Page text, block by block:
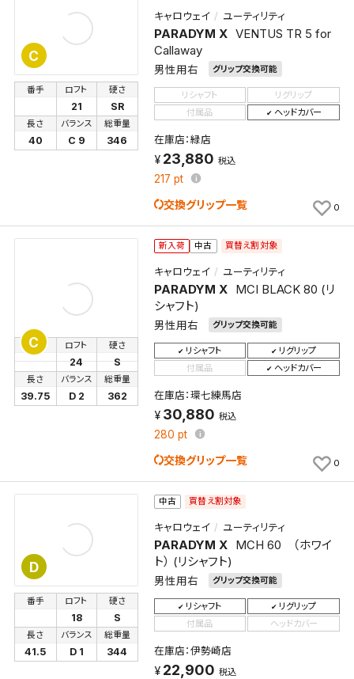
C
キャロウェイ ユーティリティ
PARADYM X VENTUS TR 5 for
Callaway
男性用右 グリップ交換可能
番手 ロフト
21
硬さ
SR
長さ
40
バランス
C 9
総重量
346
リシャフト
リグリップ
付属品
ヘッドカバー
在庫店：緑店
23,880 税込
217 pt
交換グリップ一覧 0
C
新入荷 中古 買替え割対象
キャロウェイ ユーティリティ
PARADYM X
MCI BLACK 80 (リ
シャフト)
男性用右 グリップ交換可能
番手 ロフト
24
硬さ
S
長さ
39.75
バランス
D 2
総重量
362
リシャフト
リグリップ
付属品
ヘッドカバー
在庫店：環七練馬店
30,880 税込
280 pt
交換グリップ一覧 0
D
中古 買替え割対象
キャロウェイ ユーティリティ
PARADYM X
MCH 60 （ホワイ
ト） (リシャフト)
男性用右 グリップ交換可能
番手 ロフト
18
硬さ
S
長さ
41.5
バランス
D 1
総重量
344
リシャフト
リグリップ
付属品
ヘッドカバー
在庫店：伊勢崎店
22,900 税込
検索条件を保存
この検索条件をマイページ内「保存検索条件一覧」に
保存します。
よく探す商品を、毎回条件指定することなく簡単に開
くことができます。